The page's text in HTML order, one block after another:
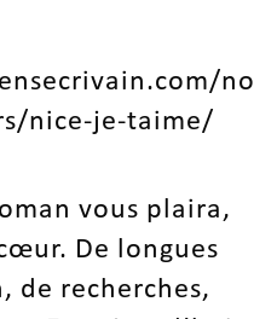
no
nice-je-taime/
vous plaira,
De longues
de recherches,